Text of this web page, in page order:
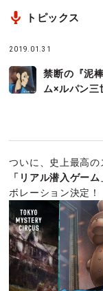
トピックス
2019.01.31
禁断の『泥
ム×ルパン三
ついに、史上最高の
「リアル潜入ゲーム
ボレーション決定！